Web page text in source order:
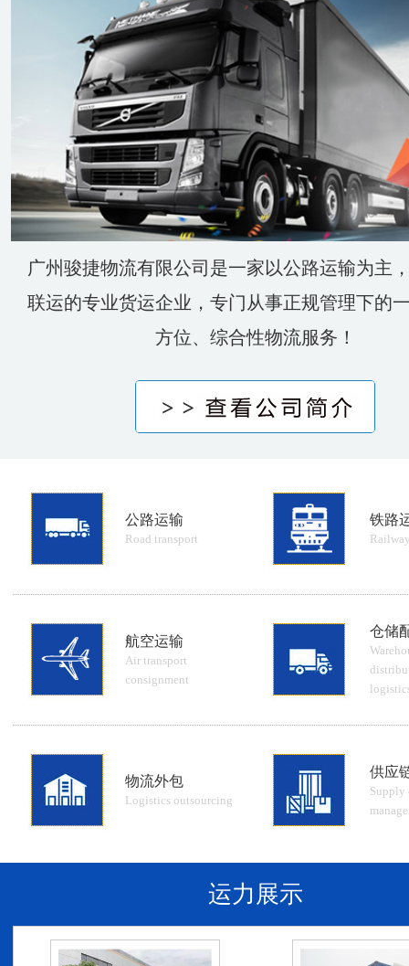
广州骏捷物流有限公司是一家以公路运输为主
联运的专业货运企业，专门从事正规管理下的
方位、综合性物流服务！
公路运输
Road transport
铁路
航空运输
Air transport
consignment
仓储
物流外包
Logistics outsourcing
供应
Supply
运力展示